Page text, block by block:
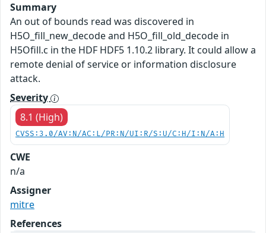
Summary
An out of bounds read was discovered in
H5O_fill_new_decode and H5O_fill_old_decode in
H5Ofill.c in the HDF HDF5 1.10.2 library. It could allow a
remote denial of service or information disclosure
attack.
Severity
8.1 (High)
CVSS:3.0/AV:N/AC:L/PR:N/UI:R/S:U/C:H/I:N/A:H
CWE
n/a
Assigner
mitre
References